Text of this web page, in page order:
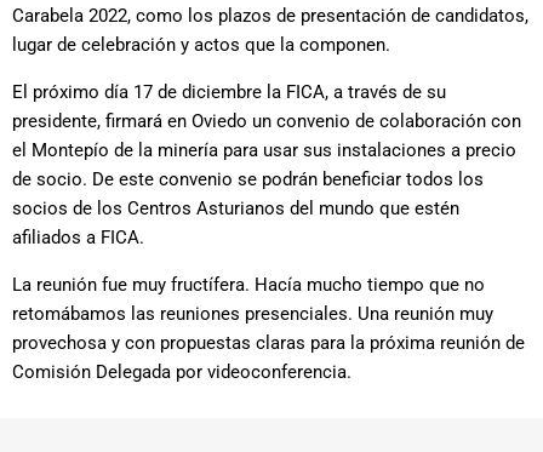
Carabela 2022, como los plazos de presentación de candidatos,
lugar de celebración y actos que la componen.
El próximo día 17 de diciembre la FICA, a través de su
presidente, firmará en Oviedo un convenio de colaboración con
el Montepío de la minería para usar sus instalaciones a precio
de socio. De este convenio se podrán beneficiar todos los
socios de los Centros Asturianos del mundo que estén
afiliados a FICA.
La reunión fue muy fructífera. Hacía mucho tiempo que no
retomábamos las reuniones presenciales. Una reunión muy
provechosa y con propuestas claras para la próxima reunión de
Comisión Delegada por videoconferencia.